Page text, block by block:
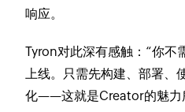
响应。
Tyron对此深有感触：“你不
上线。只需先构建、部署、
化——这就是Creator的魅力